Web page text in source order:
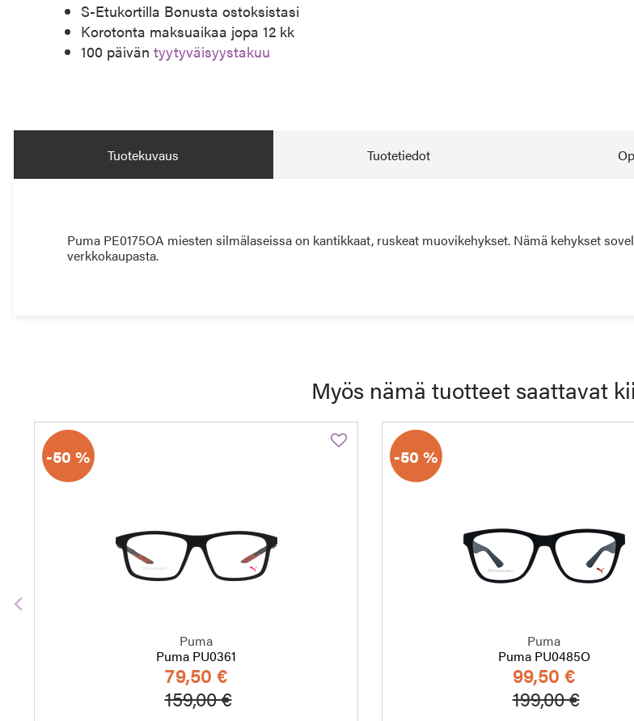
S-Etukortilla Bonusta ostoksistasi
Korotonta maksuaikaa jopa 12 kk
100 päiväntyytyväisyystakuu
Tuotekuvaus Tuotetiedot
Puma PE0175OA miesten silmälaseissa on kantikkaat, ruskeat muovikehykset. Nämä kehykset
verkkokaupasta.
Myös nämä tuotteet saattavat
-50 %
Puma
Puma PU0361
79,50 €
Hinta alennettu
159,00 €Alennettu hinta
-50 %
Puma
Puma PU0485O
99,50 €
Hinta alennettu
199,00 €
Edellinen